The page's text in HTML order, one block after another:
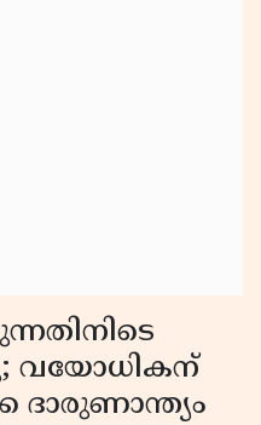
വയോധികന്
ദാരുണാന്ത്യം